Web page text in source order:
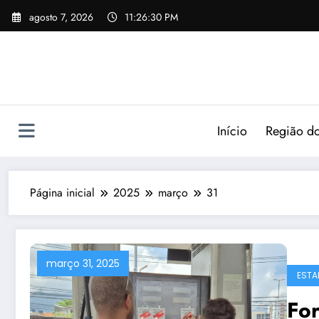
agosto 7, 2026 11:26:31 PM
Início Região
Página inicial 2025 março 31
março 31, 2025